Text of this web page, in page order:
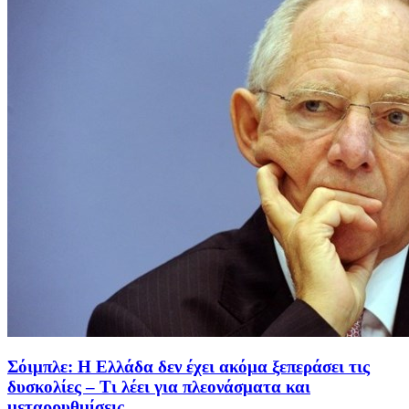
Σόιμπλε: Η Ελλάδα δεν έχει ακόμα ξεπεράσει τις
δυσκολίες – Τι λέει για πλεονάσματα και